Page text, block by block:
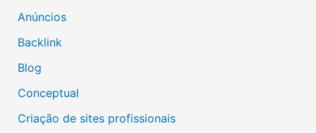
Anúncios
Backlink
Blog
Conceptual
Criação de sites profissionais